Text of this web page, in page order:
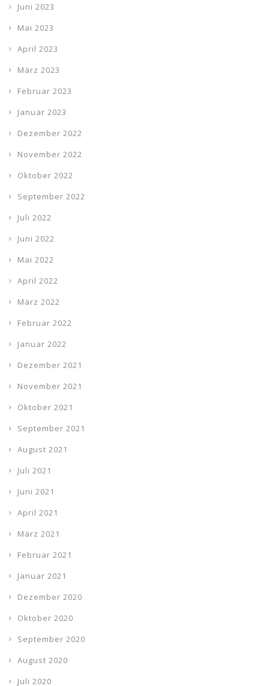
Juni 2023
Mai 2023
April 2023
März 2023
Februar 2023
Januar 2023
Dezember 2022
November 2022
Oktober 2022
September 2022
Juli 2022
Juni 2022
Mai 2022
April 2022
März 2022
Februar 2022
Januar 2022
Dezember 2021
November 2021
Oktober 2021
September 2021
August 2021
Juli 2021
Juni 2021
April 2021
März 2021
Februar 2021
Januar 2021
Dezember 2020
Oktober 2020
September 2020
August 2020
Juli 2020